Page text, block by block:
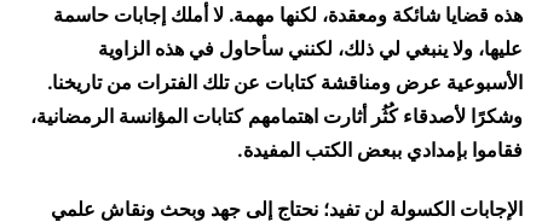
هذه قضايا شائكة ومعقدة، لكنها مهمة. لا أملك إجابات حاسمة
عليها، ولا ينبغي لي ذلك، لكنني سأحاول في هذه الزاوية
الأسبوعية عرض ومناقشة كتابات عن تلك الفترات من تاريخنا.
وشكرًا لأصدقاء كُثُر أثارت اهتمامهم كتابات المؤانسة الرمضانية،
فقاموا بإمدادي ببعض الكتب المفيدة.
الإجابات الكسولة لن تفيد؛ نحتاج إلى جهد وبحث ونقاش علمي